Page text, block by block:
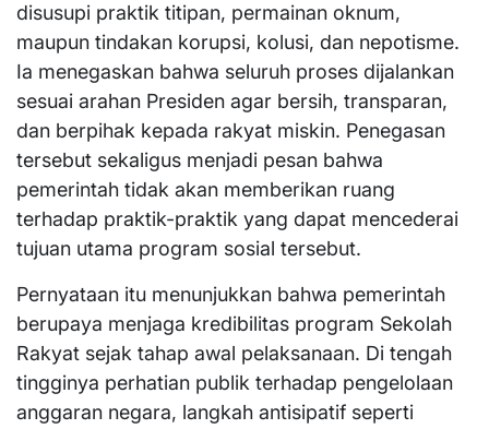
disusupi praktik titipan, permainan oknum,
maupun tindakan korupsi, kolusi, dan nepotisme.
Ia menegaskan bahwa seluruh proses dijalankan
sesuai arahan Presiden agar bersih, transparan,
dan berpihak kepada rakyat miskin. Penegasan
tersebut sekaligus menjadi pesan bahwa
pemerintah tidak akan memberikan ruang
terhadap praktik-praktik yang dapat mencederai
tujuan utama program sosial tersebut.
Pernyataan itu menunjukkan bahwa pemerintah
berupaya menjaga kredibilitas program Sekolah
Rakyat sejak tahap awal pelaksanaan. Di tengah
tingginya perhatian publik terhadap pengelolaan
anggaran negara, langkah antisipatif seperti